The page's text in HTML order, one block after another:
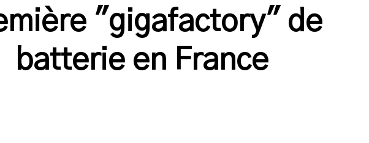
"gigafactory" de
batterie en France